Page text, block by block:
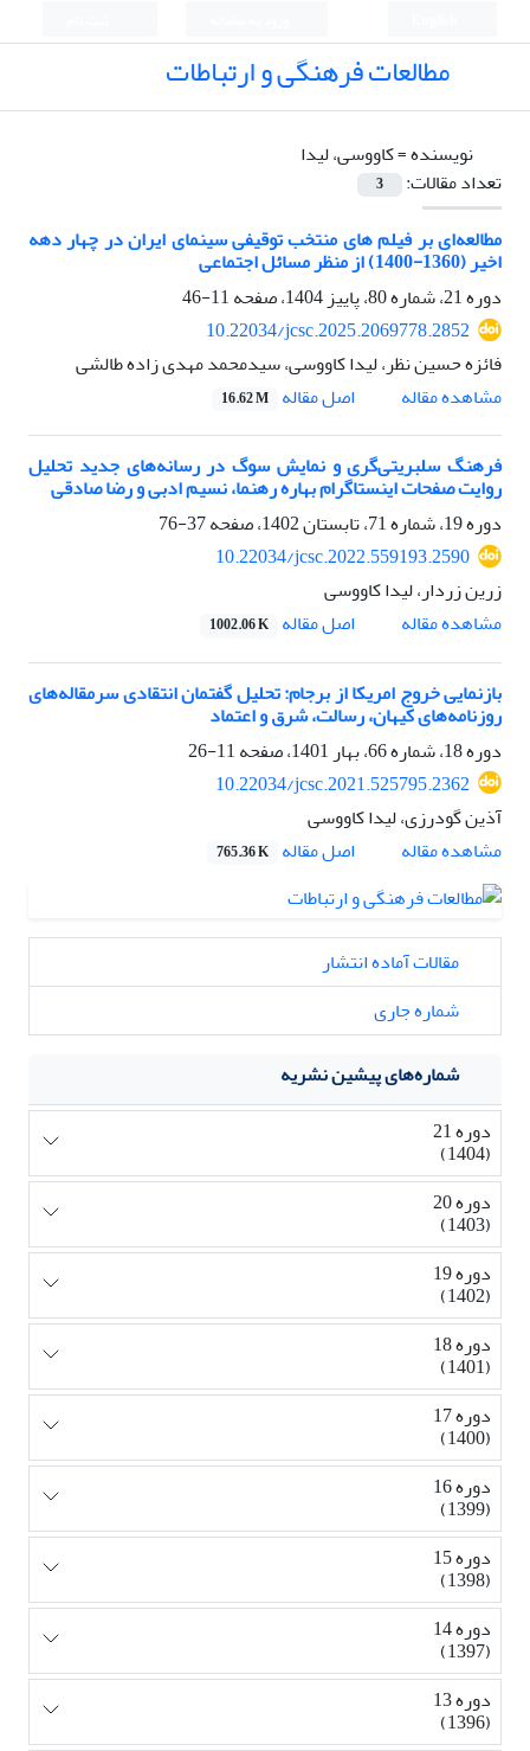
مطالعات فرهنگی و ارتباطات
نویسنده =کاووسی، لیدا
تعداد مقالات:
3
مطالعه‌ای بر فیلم‌ های منتخب توقیفی سینمای ایران در چهار دهه
اخیر (1360-1400) از منظر مسائل اجتماعی
دوره 21، شماره 80، پاییز 1404، صفحه
11-46
10.22034/jcsc.2025.2069778.2852
فائزه حسین نظر، لیدا کاووسی، سیدمحمد مهدی زاده طالشی
مشاهده مقاله
اصل مقاله 16.62 M
فرهنگ سلبریتی‌گری و نمایش سوگ در رسانه‌های جدید تحلیل
روایت صفحات اینستاگرام بهاره رهنما، نسیم ادبی و رضا صادقی
دوره 19، شماره 71، تابستان 1402، صفحه
37-76
10.22034/jcsc.2022.559193.2590
زرین زردار، لیدا کاووسی
مشاهده مقاله
اصل مقاله 1002.06 K
بازنمایی خروج امریکا از برجام: تحلیل گفتمان انتقادی سرمقاله‌های
روزنامه‌های کیهان، رسالت، شرق و اعتماد
دوره 18، شماره 66، بهار 1401، صفحه
11-26
10.22034/jcsc.2021.525795.2362
آذین گودرزی، لیدا کاووسی
مشاهده مقاله
اصل مقاله 765.36 K
مقالات آماده انتشار
شماره جاری
شماره‌های پیشین نشریه
دوره 21
(1404)
دوره 20
(1403)
دوره 19
(1402)
دوره 18
(1401)
دوره 17
(1400)
دوره 16
(1399)
دوره 15
(1398)
دوره 14
(1397)
دوره 13
(1396)